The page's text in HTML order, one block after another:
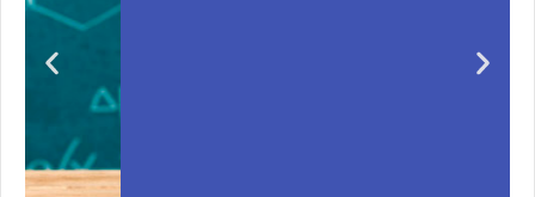
Notición!! Ya se puede adquirir nuestro segundo